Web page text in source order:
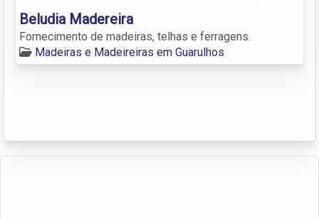
Beludia Madereira
Fornecimento de madeiras, telhas e ferragens.
Madeiras e Madeireiras em Guarulhos